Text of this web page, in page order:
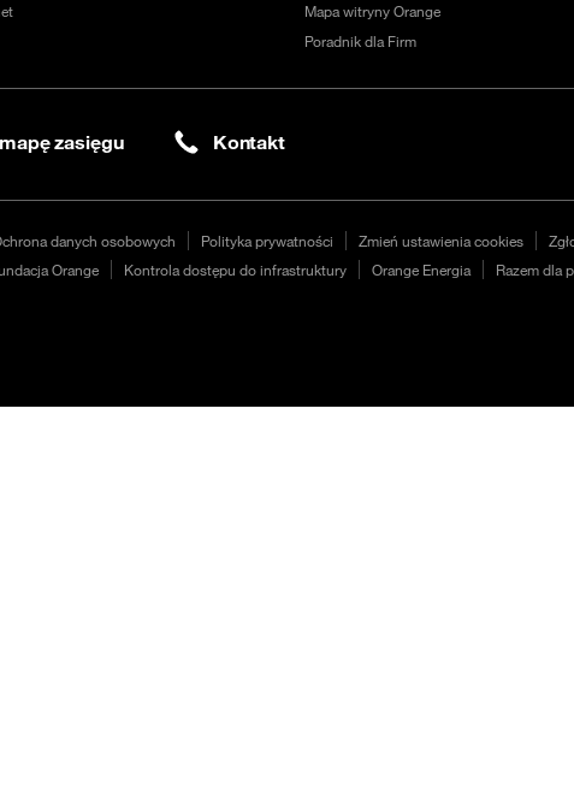
Mapa witryny Orange
Poradnik dla Firm
zasięgu Kontakt
danych osobowych Polityka prywatności Zmień ustawienia cookies
Orange Kontrola dostępu do infrastruktury Orange Energia Razem dla